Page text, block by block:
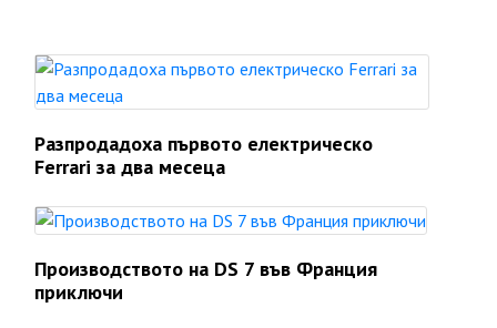
Разпродадоха първото електрическо
Ferrari за два месеца
Производството на DS 7 във Франция
приключи